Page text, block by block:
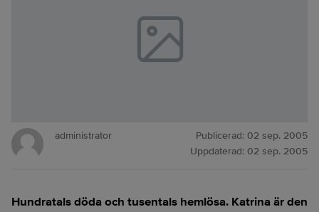
administrator Publicerad: 02 sep. 2005
Uppdaterad: 02 sep. 2005
Hundratals döda och tusentals hemlösa. Katrina är den